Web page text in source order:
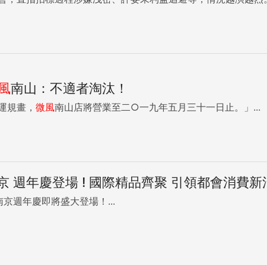
南山：不適者淘汰！
規畫， 微風南山店將營業至二○一九年五月三十一日止。」...
週年慶登場 ! 國際精品齊聚 引領都會消費新
京週年慶即將盛大登場！...